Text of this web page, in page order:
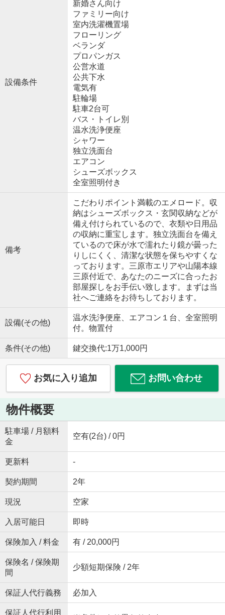
設備条件
新婚さん向け
ファミリー向け
室内洗濯機置場
フローリング
ベランダ
プロパンガス
公営水道
公共下水
電気有
駐輪場
駐車2台可
バス・トイレ別
温水洗浄便座
シャワー
独立洗面台
エアコン
シューズボックス
全室照明付き
備考
こだわりポイント満載のエメロード。収
納はシューズボックス・玄関収納などが
備え付けられているので、衣類や日用品
の収納に重宝します。独立洗面台を備え
ているので床が水で濡れたり鏡が曇った
りしにくく、清潔な状態を保ちやすくな
っております。三原市エリアや山陽本線
三原付近で、あなたのニーズに合ったお
部屋探しをお手伝い致します。まずは当
社へご連絡をお待ちしております。
設備(その他)
温水洗浄便座、エアコン１台、全室照明
付。物置付
条件(その他) 鍵交換代:1万1,000円
お気に入り追加 お問い合わせ
物件概要
駐車場 / 月額料
金
空有(2台) / 0円
更新料 -
契約期間 2年
現況 空家
入居可能日 即時
保険加入 / 料金 有 / 20,000円
保険名 / 保険期
間
少額短期保険 / 2年
保証人代行義務 必加入
保証人代行利用